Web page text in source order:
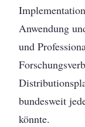
Anwendung
und
bundesweit
könnte.